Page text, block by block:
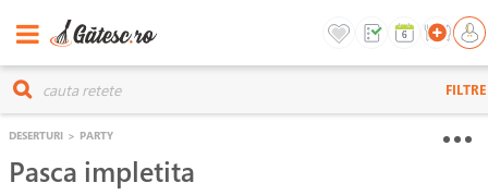
FILTRE
DESERTURI > PARTY
Pasca impletita